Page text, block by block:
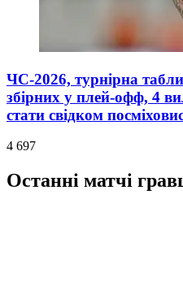
ЧС-2026, турнірна
збірних у плей-офф, 4
стати свідком
4 697
Останні матчі